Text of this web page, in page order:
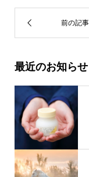
最近のお知らせ